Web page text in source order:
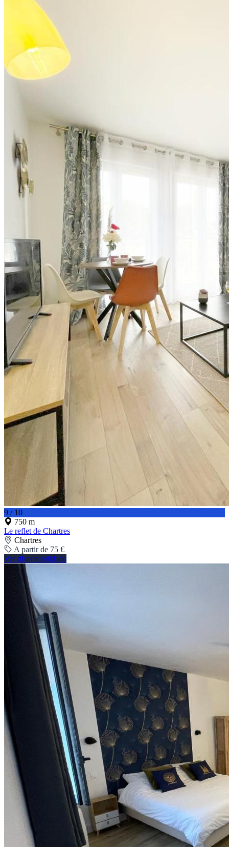
9 / 10
750 m
Le reflet de Chartres
Chartres
A partir de 75 €
Ver disponibilidade